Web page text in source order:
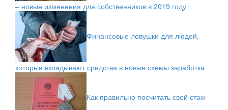
– новые изменения для собственников в 2019 году
Финансовые ловушки для людей,
которые вкладывают средства в новые схемы заработка
Как правильно посчитать свой стаж